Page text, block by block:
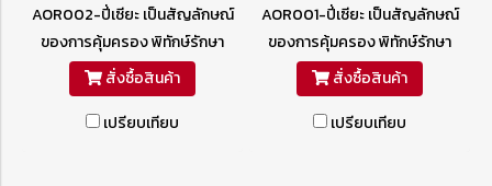
AOR002-ปี่เซียะ เป็นสัญลักษณ์
ของการคุ้มครอง พิทักษ์รักษา
ทรัพย์สมบัติ ช่วยให้ดึงดูดเงินทอง
โชคลาภ สืบเนื่องมาจากการกิน
เยอะและไม่มีการขับถ่ายนั้นเอง
สั่งซื้อสินค้า
เปรียบเทียบ
AOR001-ปี่เซียะ เป็นสัญลักษณ์
ของการคุ้มครอง พิทักษ์รักษา
ทรัพย์สมบัติ สืบเนื่องมาจากการ
กินเยอะและไม่มีการขับถ่ายนั้นเอง
ตามหลักฮวงจุ้ย การบูชาปี่เซียะนั้น
สั่งซื้อสินค้า
เปรียบเทียบ